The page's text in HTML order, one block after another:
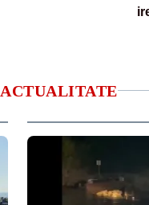
ACTUALITATE